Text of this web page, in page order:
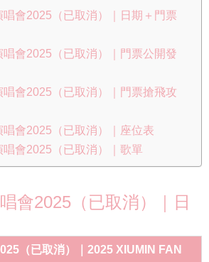
唱會2025（已取消）｜日期＋門票
唱會2025（已取消）｜門票公開發
唱會2025（已取消）｜門票搶飛攻
唱會2025（已取消）｜座位表
唱會2025（已取消）｜歌單
會2025（已取消）｜日
（已取消）｜2025 XIUMIN FAN